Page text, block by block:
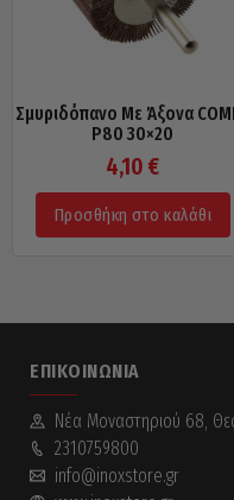
Σμυριδόπανο Με Άξονα
P80 30×20
4,10€
Προσθήκη στο καλάθι
ΕΠΙΚΟΙΝΩΝΊΑ
Νέα Mοναστηριού 68,
2310759800
info@inoxstore.gr